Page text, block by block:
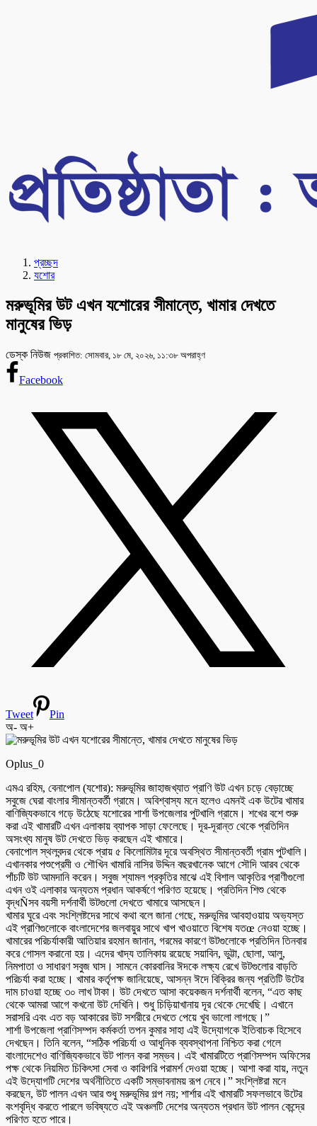
প্রচ্ছদ
যশোর
মরুভূমির উট এখন যশোরের সীমান্তে, খামার দেখতে
মানুষের ভিড়
ডেস্ক নিউজ প্রকাশিত: সোমবার, ১৮ মে, ২০২৬, ১১:৩৮ অপরাহ্ণ
Facebook
Tweet
Pin
অ- অ+
Oplus_0
এমএ রহিম, বেনাপোল (যশোর): মরুভূমির জাহাজখ্যাত প্রাণি উট এখন চড়ে বেড়াচ্ছে
সবুজে ঘেরা বাংলার সীমান্তবর্তী গ্রামে। অবিশ্বাস্য মনে হলেও এমনই এক উটের খামার
বাণিজ্যিকভাবে গড়ে উঠেছে যশোরের শার্শা উপজেলার পুটখালি গ্রামে। শখের বশে শুরু
করা এই খামারটি এখন এলাকায় ব্যাপক সাড়া ফেলেছে। দূর-দূরান্ত থেকে প্রতিদিন
অসংখ্য মানুষ উট দেখতে ভিড় করছেন এই খামারে।
বেনাপোল স্থলবন্দর থেকে প্রায় ৫ কিলোমিটার দূরে অবস্থিত সীমান্তবর্তী গ্রাম পুটখালি।
এখানকার পশুপ্রেমী ও শৌখিন খামারি নাসির উদ্দিন বছরখানেক আগে সৌদি আরব থেকে
পাঁচটি উট আমদানি করেন। সবুজ শ্যামল প্রকৃতির মাঝে এই বিশাল আকৃতির প্রাণীগুলো
এখন ওই এলাকার অন্যতম প্রধান আকর্ষণে পরিণত হয়েছে। প্রতিদিন শিশু থেকে
বৃদ্ধÑসব বয়সী দর্শনার্থী উটগুলো দেখতে খামারে আসছেন।
খামার ঘুরে এবং সংশ্লিষ্টদের সাথে কথা বলে জানা গেছে, মরুভূমির আবহাওয়ায় অভ্যস্ত
এই প্রাণিগুলোকে বাংলাদেশের জলবায়ুর সাথে খাপ খাওয়াতে বিশেষ যতœ নেওয়া হচ্ছে।
খামারের পরিচর্যাকারী আতিয়ার রহমান জানান, গরমের কারণে উটগুলোকে প্রতিদিন তিনবার
করে গোসল করানো হয়। এদের খাদ্য তালিকায় রয়েছে সয়াবিন, ভুট্টা, ছোলা, আলু,
নিমপাতা ও সাধারণ সবুজ ঘাস। সামনে কোরবানির ঈদকে লক্ষ্য রেখে উটগুলোর বাড়তি
পরিচর্যা করা হচ্ছে। খামার কর্তৃপক্ষ জানিয়েছে, আসন্ন ঈদে বিক্রির জন্য প্রতিটি উটের
দাম চাওয়া হচ্ছে ৩০ লাখ টাকা। উট দেখতে আসা কয়েকজন দর্শনার্থী বলেন, “এত কাছ
থেকে আমরা আগে কখনো উট দেখিনি। শুধু চিড়িয়াখানায় দূর থেকে দেখেছি। এখানে
সরাসরি এবং এত বড় আকারের উট সশরীরে দেখতে পেয়ে খুব ভালো লাগছে।”
শার্শা উপজেলা প্রাণিসম্পদ কর্মকর্তা তপন কুমার সাহা এই উদ্যোগকে ইতিবাচক হিসেবে
দেখছেন। তিনি বলেন, “সঠিক পরিচর্যা ও আধুনিক ব্যবস্থাপনা নিশ্চিত করা গেলে
বাংলাদেশেও বাণিজ্যিকভাবে উট পালন করা সম্ভব। এই খামারটিতে প্রাণিসম্পদ অফিসের
পক্ষ থেকে নিয়মিত চিকিৎসা সেবা ও কারিগরি পরামর্শ দেওয়া হচ্ছে। আশা করা যায়, নতুন
এই উদ্যোগটি দেশের অর্থনীতিতে একটি সম্ভাবনাময় রূপ নেবে।” সংশ্লিষ্টরা মনে
করছেন, উট পালন এখন আর শুধু মরুভূমির গল্প নয়; শার্শার এই খামারটি সফলভাবে উটের
বংশবৃদ্ধি করতে পারলে ভবিষ্যতে এই অঞ্চলটি দেশের অন্যতম প্রধান উট পালন কেন্দ্রে
পরিণত হতে পারে।